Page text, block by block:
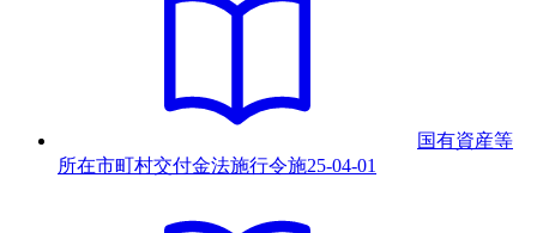
国有資産等
所在市町村交付金法施行令施25-04-01